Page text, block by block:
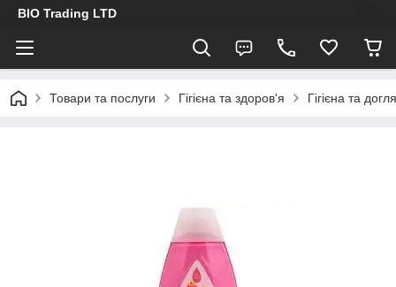
BIO Trading LTD
Товари та послуги Гігієна та здоров'я Гігієна та